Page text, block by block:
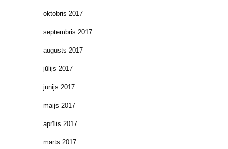
oktobris 2017
septembris 2017
augusts 2017
jūlijs 2017
jūnijs 2017
maijs 2017
aprīlis 2017
marts 2017